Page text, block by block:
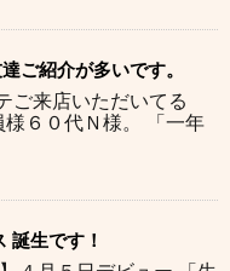
ご紹介が多いです。
ご来店いただいてる
様６０代Ｎ様。 「一年
誕生です！